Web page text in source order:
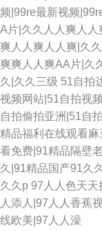
频|99re最新视频
A片|久久人人爽人人
爽人人爽人人爽|久
爽爽人人爽AA片|久
久|久久三级 51自拍
视频网站|51自拍视
自拍偷拍亚洲|51自
精品福利在线观看
看免费|91精品隔壁
久|91精品国产91久
久久p 97人人色天天
人添人|97人人香蕉
线欧美|97人人澡